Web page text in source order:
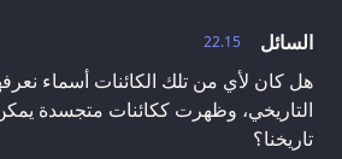
22.15
السائل
هل كان لأي من تلك الكائنات أسماء
التاريخي، وظهرت ككائنات متجسدة
تاريخنا؟